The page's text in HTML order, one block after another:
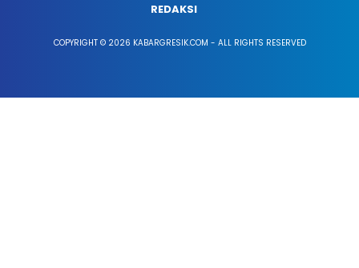
REDAKSI
COPYRIGHT © 2026 KABARGRESIK.COM - ALL RIGHTS RESERVED